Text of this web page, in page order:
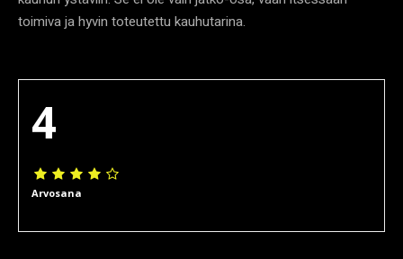
toimiva ja hyvin toteutettu kauhutarina.
4
Arvosana